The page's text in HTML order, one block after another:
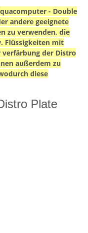
- Double
andere geeignete
zu verwenden, die
Flüssigkeiten mit
der Distro
außerdem zu
diese
Plate